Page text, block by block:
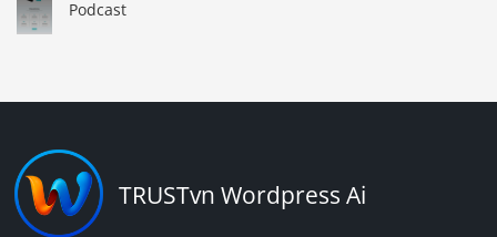
Podcast
TRUSTvn Wordpress Ai